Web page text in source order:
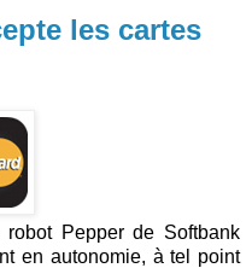
les cartes
Pepper de Softbank
en autonomie, à tel point